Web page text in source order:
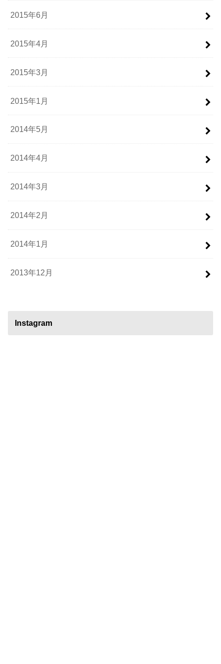
2015年6月
2015年4月
2015年3月
2015年1月
2014年5月
2014年4月
2014年3月
2014年2月
2014年1月
2013年12月
Instagram